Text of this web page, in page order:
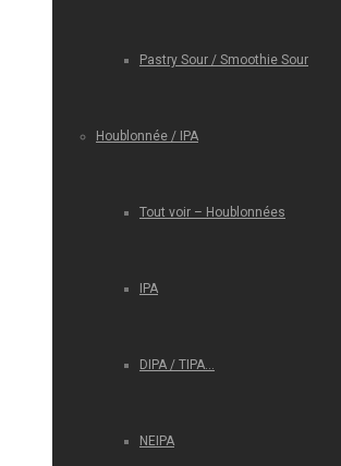
Pastry Sour / Smoothie Sour
Houblonnée / IPA
Tout voir – Houblonnées
IPA
DIPA / TIPA…
NEIPA